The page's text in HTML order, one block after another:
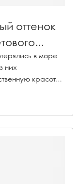
оттенок
в море
них
красоту?
поиск вашего
и приятным. Так